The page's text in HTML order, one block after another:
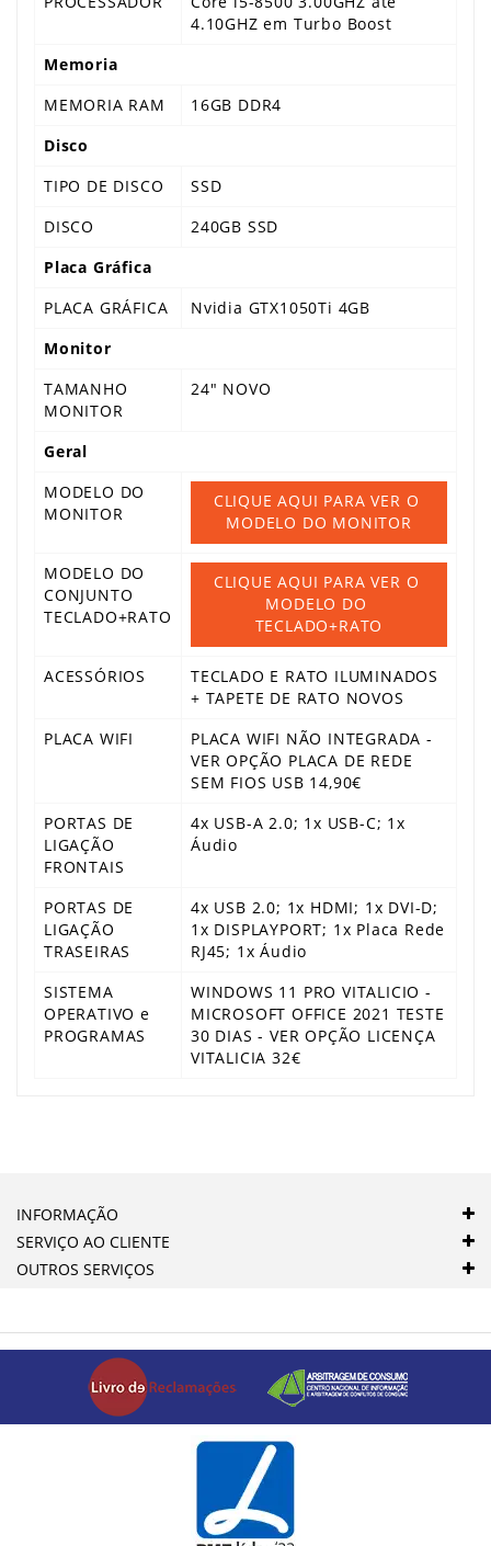
4.10GHZ em Turbo Boost
Memoria
MEMORIA RAM
16GB DDR4
Disco
TIPO DE DISCO
SSD
DISCO
240GB SSD
Placa Gráfica
PLACA GRÁFICA
Nvidia GTX1050Ti 4GB
Monitor
TAMANHO
MONITOR
24" NOVO
Geral
MODELO DO
MONITOR
CLIQUE AQUI PARA VER O
MODELO DO MONITOR
MODELO DO
CONJUNTO
TECLADO+RATO
CLIQUE AQUI PARA VER O
MODELO DO
TECLADO+RATO
ACESSÓRIOS
TECLADO E RATO ILUMINADOS
+ TAPETE DE RATO NOVOS
PLACA WIFI
PLACA WIFI NÃO INTEGRADA -
VER OPÇÃO PLACA DE REDE
SEM FIOS USB 14,90€
PORTAS DE
LIGAÇÃO
FRONTAIS
4x USB-A 2.0; 1x USB-C; 1x
Áudio
PORTAS DE
LIGAÇÃO
TRASEIRAS
4x USB 2.0; 1x HDMI; 1x DVI-D;
1x DISPLAYPORT; 1x Placa Rede
RJ45; 1x Áudio
SISTEMA
OPERATIVO e
PROGRAMAS
WINDOWS 11 PRO VITALICIO -
MICROSOFT OFFICE 2021 TESTE
30 DIAS - VER OPÇÃO LICENÇA
VITALICIA 32€
INFORMAÇÃO
SERVIÇO AO CLIENTE
OUTROS SERVIÇOS